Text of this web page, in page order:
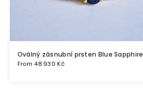
Oválný zásnubní prsten Blue Sapphire
From 48.930Kč